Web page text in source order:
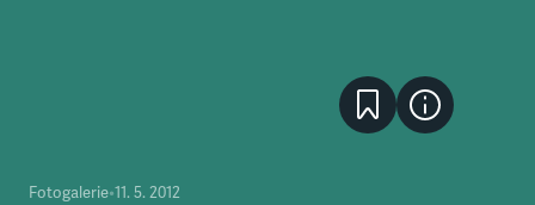
Fotogalerie•11. 5. 2012